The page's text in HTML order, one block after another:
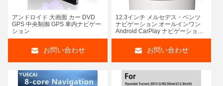
アンドロイド 大画面 カー DVD
GPS 中央制御 GPS 車内ナビゲー
ション
お問い合わせ
12.3インチ メルセデス・ベンツ
ナビゲーション オールインワン
Android CarPlay ナビゲーション
システム
お問い合わせ